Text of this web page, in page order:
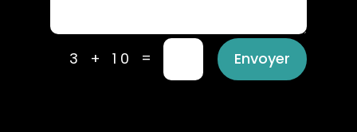
3 + 10 = Envoyer